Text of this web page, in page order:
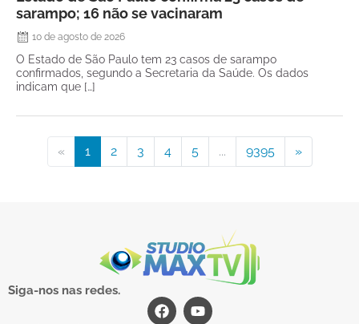
sarampo; 16 não se vacinaram
10 de agosto de 2026
O Estado de São Paulo tem 23 casos de sarampo
confirmados, segundo a Secretaria da Saúde. Os dados
indicam que […]
« 1 2 3 4 5 ... 9395 »
Siga-nos nas redes.